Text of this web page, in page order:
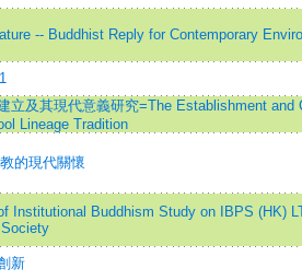
-- Buddhist Reply for Contemporary
立及其現代意義研究=The Establishment and
Lineage Tradition
的現代關懷
Institutional Buddhism Study on IBPS (HK)
新